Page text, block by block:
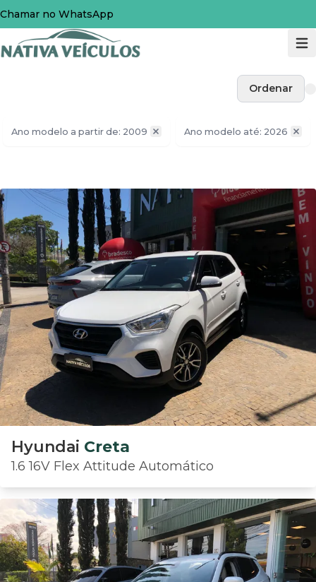
Chamar no WhatsApp
Ordenar
Ano modelo a partir de: 2009 Ano modelo até: 2026
Hyundai Creta
1.6 16V Flex Attitude Automático